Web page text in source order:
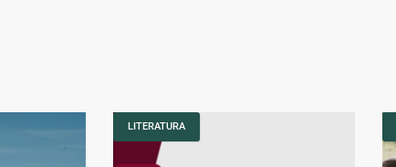
LITERATURA